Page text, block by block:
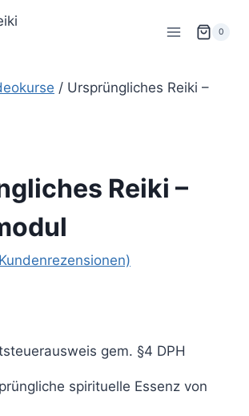
0
/ Ursprüngliches Reiki –
Reiki –
Kundenrezensionen)
gem. §4 DPH
spirituelle Essenz von